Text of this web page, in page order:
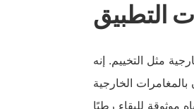
التطبيق
مثل التخييم. إنه
الخارجية